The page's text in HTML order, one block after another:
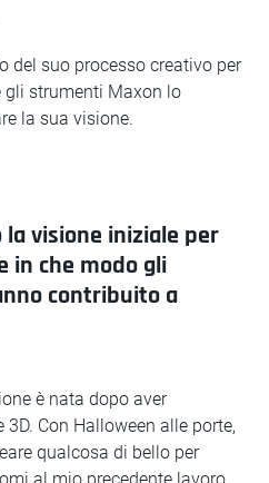
del suo processo creativo per
gli strumenti Maxon lo
la sua visione.
la visione iniziale per
in che modo gli
contribuito a
è nata dopo aver
Con Halloween alle porte,
qualcosa di bello per